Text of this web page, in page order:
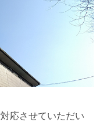
応させていただい